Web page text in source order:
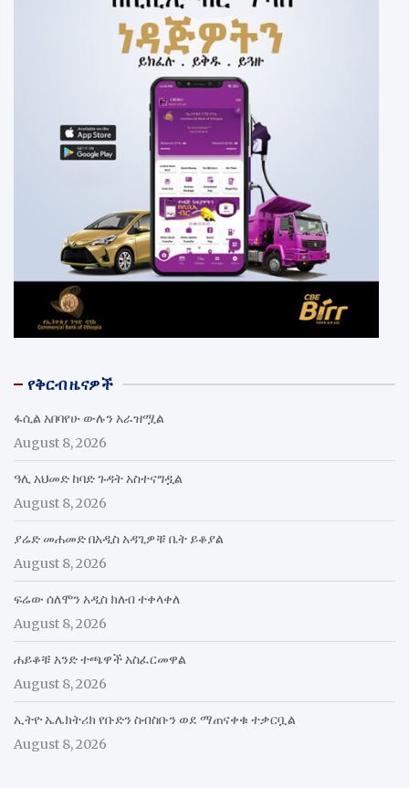
የቅርብ ዜናዎች
ፋሲል አበባየሁ ውሉን አራዝሟል
August 8, 2026
ዓሊ አህመድ ከባድ ጉዳት አስተናግዷል
August 8, 2026
ያሬድ መሐመድ በአዲስ አዳጊዎቹ ቤት ይቆያል
August 8, 2026
ፍሬው ሰለሞን አዲስ ክለብ ተቀላቀለ
August 8, 2026
ሐይቆቹ አንድ ተጫዋች አስፈርመዋል
August 8, 2026
ኢትዮ ኤሌክትሪክ የቡድን ስብስቡን ወደ ማጠናቀቁ ተቃርቧል
August 8, 2026